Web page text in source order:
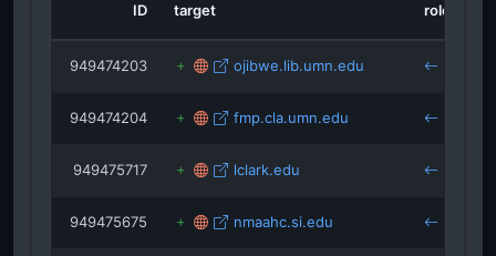
isRefOf
eepurl.com
ncwcanada.com
ID target role
949474203 ojibwe.lib.umn.edu
949474204 fmp.cla.umn.edu
949475717 lclark.edu
949475675 nmaahc.si.edu